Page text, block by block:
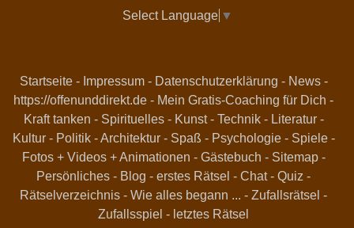
Select Language ▼
Startseite- Impressum- Datenschutzerklärung - News-
https://offenunddirekt.de - Mein Gratis-Coaching für Dich -
Kraft tanken - Spirituelles- Kunst- Technik- Literatur-
Kultur- Politik-Architektur- Spaß - Psychologie- Spiele-
Fotos + Videos + Animationen - Gästebuch - Sitemap-
Persönliches - Blog - erstes Rätsel - Chat- Quiz -
Rätselverzeichnis - Wie alles begann ... - Zufallsrätsel -
Zufallsspiel - letztes Rätsel